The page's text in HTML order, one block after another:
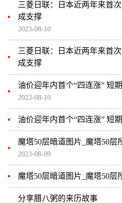
三菱日联：日本近两年来首
成支撑
2023-08-10
三菱日联：日本近两年来首
成支撑
油价迎年内首个“四连涨” 短
2023-08-10
油价迎年内首个“四连涨” 短
魔塔50层暗道图片_魔塔50层
2023-08-09
魔塔50层暗道图片_魔塔50层
分享腊八粥的来历故事